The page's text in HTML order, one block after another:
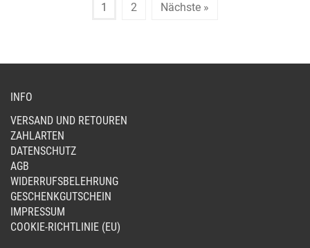
1 2 Nächste »
INFO
VERSAND UND RETOUREN
ZAHLARTEN
DATENSCHUTZ
AGB
WIDERRUFSBELEHRUNG
GESCHENKGUTSCHEIN
IMPRESSUM
COOKIE-RICHTLINIE (EU)